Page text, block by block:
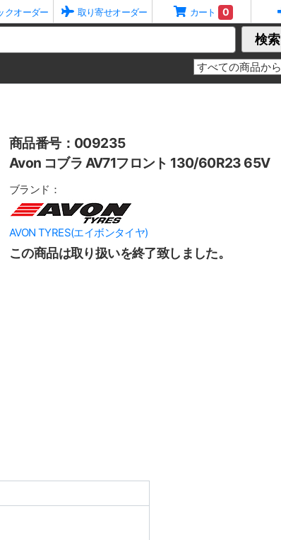
クオーダー 取り寄せオーダー カート 0
検索
商品番号：009235
Avon コブラ AV71フロント 130/60R23 65V
ブランド：
AVON TYRES(エイボンタイヤ)
この商品は取り扱いを終了致しました。